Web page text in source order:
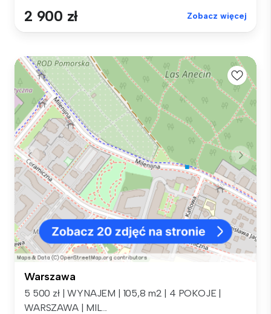
2 900 zł Zobacz więcej
Warszawa
5 500 zł | WYNAJEM | 105,8 m2 | 4 POKOJE |
WARSZAWA | MIL...